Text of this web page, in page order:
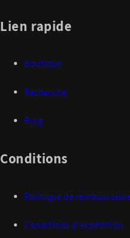
Lien rapide
Boutique
Recherche
Blog
Conditions
Politique de
Conditions d'expédition